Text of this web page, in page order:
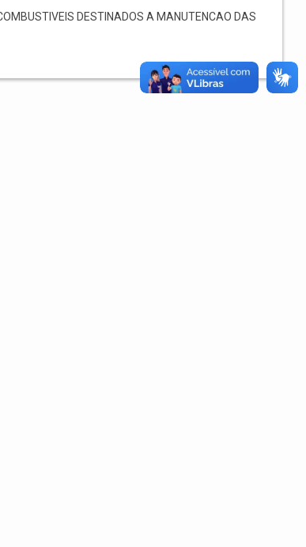
DESTINADOS A MANUTENCAO DAS